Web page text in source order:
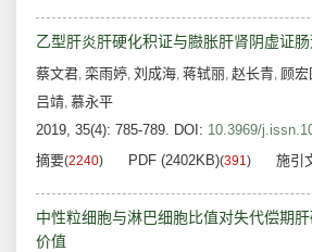
乙型肝炎肝硬化积证与臌胀肝肾阴虚证
蔡文君, 栾雨婷, 刘成海, 蒋轼丽, 赵长青, 顾宏
吕靖, 慕永平
2019, 35(4): 785-789. DOI: 10.3969/
摘要(2240) PDF (2402KB)(391) 施引
中性粒细胞与淋巴细胞比值对失代偿期
价值